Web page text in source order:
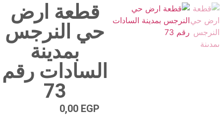
قطعة ارض
حي النرجس
بمدينة
السادات رقم
73
0,00 EGP